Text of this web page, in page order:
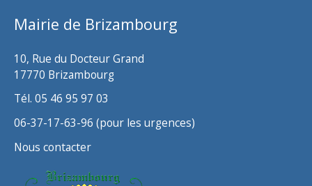
Mairie de Brizambourg
10, Rue du Docteur Grand
17770 Brizambourg
Tél. 05 46 95 97 03
06-37-17-63-96 (pour les urgences)
Nous contacter